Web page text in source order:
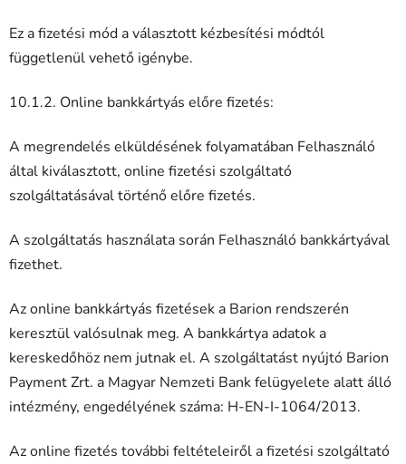
Ez a fizetési mód a választott kézbesítési módtól
függetlenül vehető igénybe.
10.1.2. Online bankkártyás előre fizetés:
A megrendelés elküldésének folyamatában Felhasználó
által kiválasztott, online fizetési szolgáltató
szolgáltatásával történő előre fizetés.
A szolgáltatás használata során Felhasználó bankkártyával
fizethet.
Az online bankkártyás fizetések a Barion rendszerén
keresztül valósulnak meg. A bankkártya adatok a
kereskedőhöz nem jutnak el. A szolgáltatást nyújtó Barion
Payment Zrt. a Magyar Nemzeti Bank felügyelete alatt álló
intézmény, engedélyének száma: H-EN-I-1064/2013.
Az online fizetés további feltételeiről a fizetési szolgáltató